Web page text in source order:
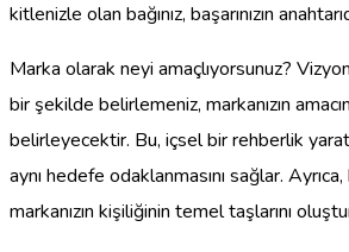
kitlenizle olan bağınız, başarınızın
Marka olarak neyi amaçlıyorsunuz?
bir şekilde belirlemeniz, markanızın
belirleyecektir. Bu, içsel bir rehberlik
aynı hedefe odaklanmasını sağlar.
markanızın kişiliğinin temel taşlarını